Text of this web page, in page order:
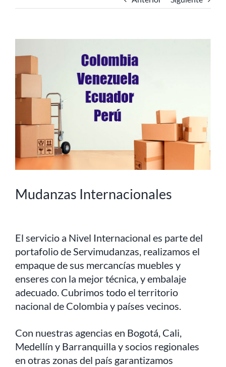
imagen
más
Mudanzas Internacionales
El servicio a Nivel Internacional es parte del
portafolio de Servimudanzas, realizamos el
empaque de sus mercancías muebles y
enseres con la mejor técnica, y embalaje
adecuado. Cubrimos todo el territorio
nacional de Colombia y países vecinos.
Con nuestras agencias en Bogotá, Cali,
Medellín y Barranquilla y socios regionales
en otras zonas del país garantizamos